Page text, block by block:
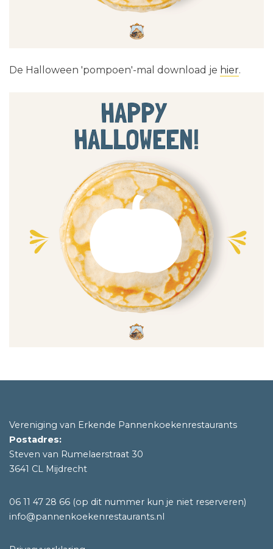
De Halloween 'pompoen'-mal download je hier.
Vereniging van Erkende Pannenkoekenrestaurants
Postadres:
Steven van Rumelaerstraat 30
3641 CL Mijdrecht
06 11 47 28 66 (op dit nummer kun je niet reserveren)
info@pannenkoekenrestaurants.nl